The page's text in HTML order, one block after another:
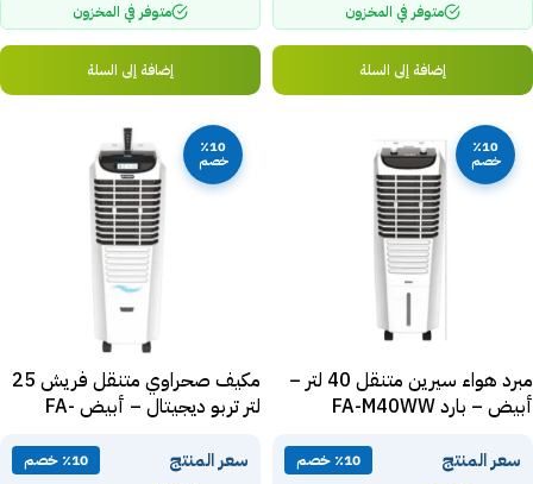
متوفر في المخزون
إضافة إلى السلة
متوفر في المخزون
إضافة إلى السلة
٪10
خصم
مبرد هواء سيرين متنقل 40 لتر –
أبيض – بارد FA-M40WW
سعر المنتج ٪10 خصم
٪10
خصم
مكيف صحراوي متنقل فريش 25
لتر تربو ديجيتال – أبيض FA-
سعر المنتج ٪10 خصم